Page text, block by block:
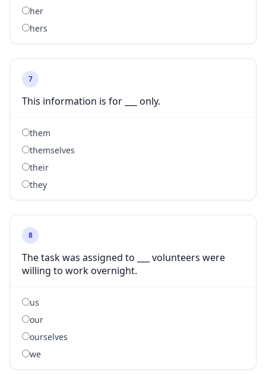
her
hers
7
This information is for ___ only.
them
themselves
their
they
8
The task was assigned to ___ volunteers were
willing to work overnight.
us
our
ourselves
we